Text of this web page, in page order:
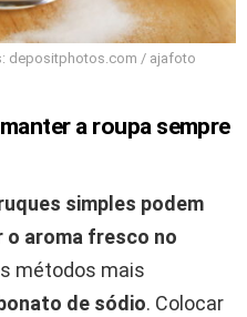
depositphotos.com / ajafoto
a roupa sempre
simples podem
o aroma fresco no
métodos mais
de sódio. Colocar